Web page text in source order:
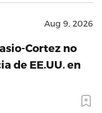
Aug 9, 2026
Cortez no
de EE.UU. en